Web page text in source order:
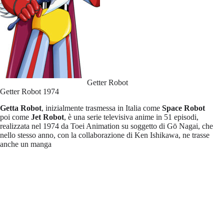
Getter Robot
Getter Robot 1974
Getta Robot, inizialmente trasmessa in Italia come Space Robot
poi come Jet Robot, è una serie televisiva anime in 51 episodi,
realizzata nel 1974 da Toei Animation su soggetto di Gō Nagai, che
nello stesso anno, con la collaborazione di Ken Ishikawa, ne trasse
anche un manga